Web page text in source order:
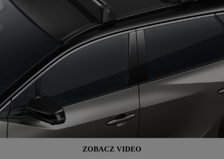
ZOBACZ VIDEO